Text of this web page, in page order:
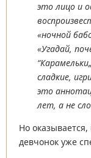
это лицо и
«ночной
«Угадай,
сладкие,
это
лет, а не
Но
девчонок уже